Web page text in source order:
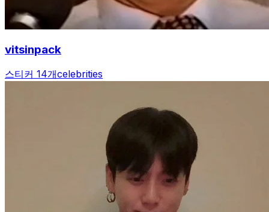
vitsinpack
스티커 14개celebrities